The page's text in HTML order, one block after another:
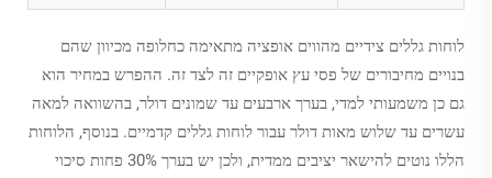
לוחות גללים צידיים מהווים אופציה מתאימה כחלופה מכיוון שהם
בנויים מחיבורים של פסי עץ אופקיים זה לצד זה. ההפרש במחיר הוא
גם כן משמעותי למדי, בערך ארבעים עד שמונים דולר, בהשוואה למאה
עשרים עד שלוש מאות דולר עבור לוחות גללים קדמיים. בנוסף, הלוחות
הללו נוטים להישאר יציבים ממדית, ולכן יש בערך 30% פחות סיכוי